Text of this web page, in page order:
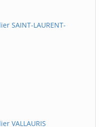
SAINT-LAURENT-
VALLAURIS